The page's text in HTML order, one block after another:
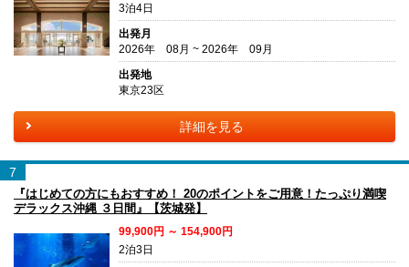
3泊4日
出発月
2026年 08月 ~ 2026年 09月
出発地
東京23区
詳細を見る
7
『はじめての方にもおすすめ！ 20のポイントをご用意！たっぷり満喫
デラックス沖縄 ３日間』【茨城発】
99,900円 ～ 154,900円
2泊3日